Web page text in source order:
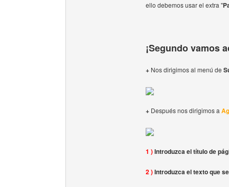
ello debemos usar el extra "
¡Segundo vamos
+ Nos dirigimos al menú de
+ Después nos dirigimos a
1 )Introduzca el título de
2 )Introduzca el texto que